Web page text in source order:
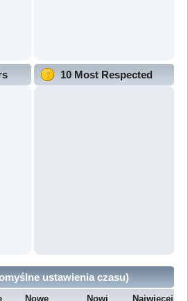
10 Most Respected
ustawienia czasu)
Nowe Nowi Najwięcej